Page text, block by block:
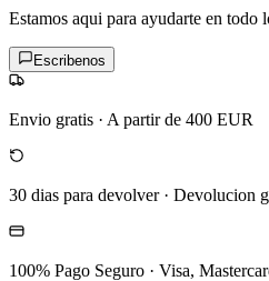
Estamos aqui para ayudarte en todo
Escribenos
Envio gratis · A partir de 400 EUR
30 dias para devolver· Devolucion
100% Pago Seguro · Visa,